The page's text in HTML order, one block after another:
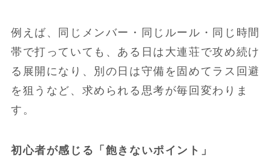
例えば、同じメンバー・同じルール・同じ時間
帯で打っていても、ある日は大連荘で攻め続け
る展開になり、別の日は守備を固めてラス回避
を狙うなど、求められる思考が毎回変わりま
す。
初心者が感じる「飽きないポイント」